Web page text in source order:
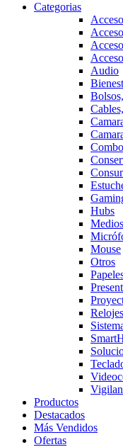
Categorias
Audio
Hubs
Mouse
Otros
Relojes
Productos
Destacados
Más Vendidos
Ofertas